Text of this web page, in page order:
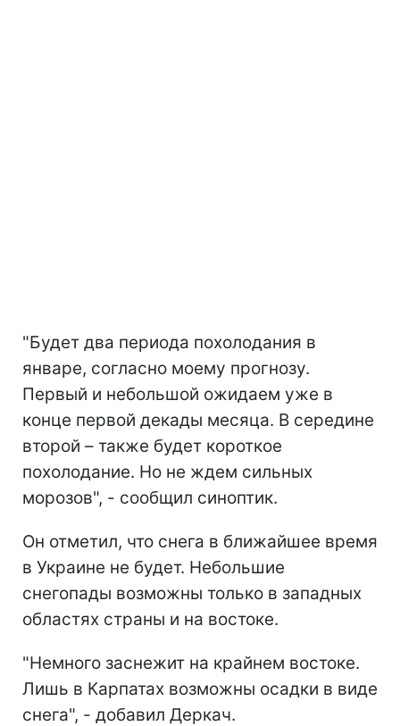
"Будет два периода похолодания в
январе, согласно моему прогнозу.
Первый и небольшой ожидаем уже в
конце первой декады месяца. В середине
второй – также будет короткое
похолодание. Но не ждем сильных
морозов", - сообщил синоптик.
Он отметил, что снега в ближайшее время
в Украине не будет. Небольшие
снегопады возможны только в западных
областях страны и на востоке.
"Немного заснежит на крайнем востоке.
Лишь в Карпатах возможны осадки в виде
снега", - добавил Деркач.